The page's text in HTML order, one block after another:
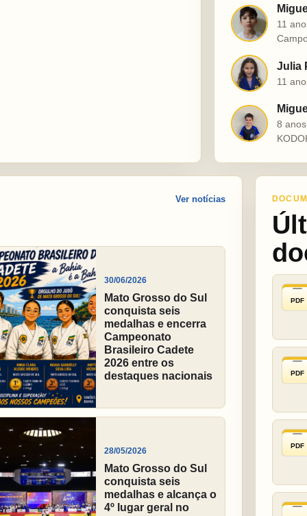
M
11
J Julia
11
M
8
Ver notícias
30/06/2026
Mato Grosso do Sul
conquista seis
medalhas e encerra
Campeonato
Brasileiro Cadete
2026 entre os
destaques nacionais
28/05/2026
Mato Grosso do Sul
conquista seis
medalhas e alcança o
4º lugar geral no
PDF
PDF
PDF